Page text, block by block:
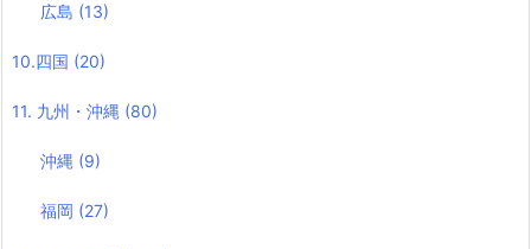
広島 (13)
10.四国 (20)
11. 九州・沖縄 (80)
沖縄 (9)
福岡 (27)